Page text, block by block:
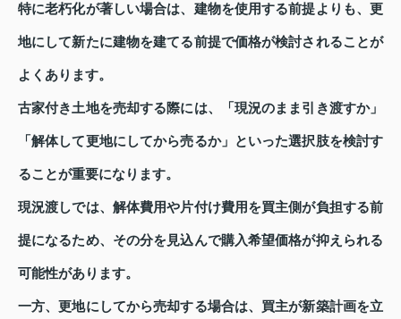
特に老朽化が著しい場合は、建物を使用する前提よりも、更
地にして新たに建物を建てる前提で価格が検討されることが
よくあります。
古家付き土地を売却する際には、「現況のまま引き渡すか」
「解体して更地にしてから売るか」といった選択肢を検討す
ることが重要になります。
現況渡しでは、解体費用や片付け費用を買主側が負担する前
提になるため、その分を見込んで購入希望価格が抑えられる
可能性があります。
一方、更地にしてから売却する場合は、買主が新築計画を立